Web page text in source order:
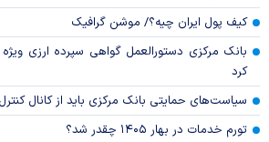
کیف پول ایران چیه؟/ موشن گرافیک
بانک مرکزی دستورالعمل گواهی سپرده ارزی ویژه
کرد
سیاست‌های حمایتی بانک مرکزی باید از کانال
تورم خدمات در بهار ۱۴۰۵ چقدر شد؟